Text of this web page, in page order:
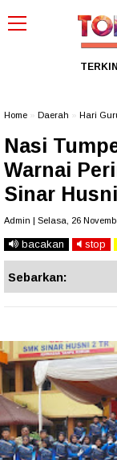
TERKINI
Home Daerah Hari
Nasi
Warnai
Sinar
Admin | Selasa, 26
bacakan stop
Sebarkan: